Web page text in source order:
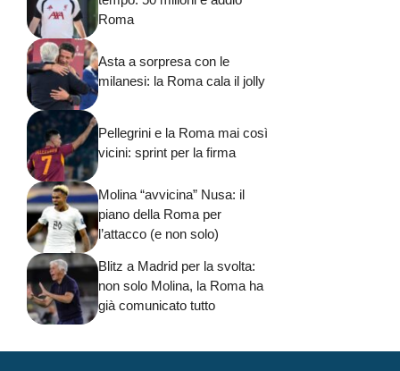
Roma
Asta a sorpresa con le
milanesi: la Roma cala il jolly
Pellegrini e la Roma mai così
vicini: sprint per la firma
Molina “avvicina” Nusa: il
piano della Roma per
l’attacco (e non solo)
Blitz a Madrid per la svolta:
non solo Molina, la Roma ha
già comunicato tutto